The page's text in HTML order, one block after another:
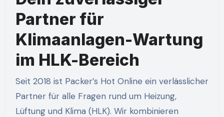
Partner für
Klimaanlagen-Wartung
im HLK-Bereich
Seit 2018 ist Packer’s Hot Online ein verlässlicher
Partner für alle Fragen rund um Heizung,
Lüftung und Klima (HLK). Wir kombinieren